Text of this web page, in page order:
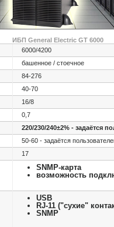
ИБП General Electric GT 6000
6000/4200
башенное / стоечное
84-276
40-70
16/8
0,7
220/230/240±2% - задаётся
50-60 - задаётся
17
SNMP-карта
возможность
USB
RJ-11 ("сухие"
SNMP